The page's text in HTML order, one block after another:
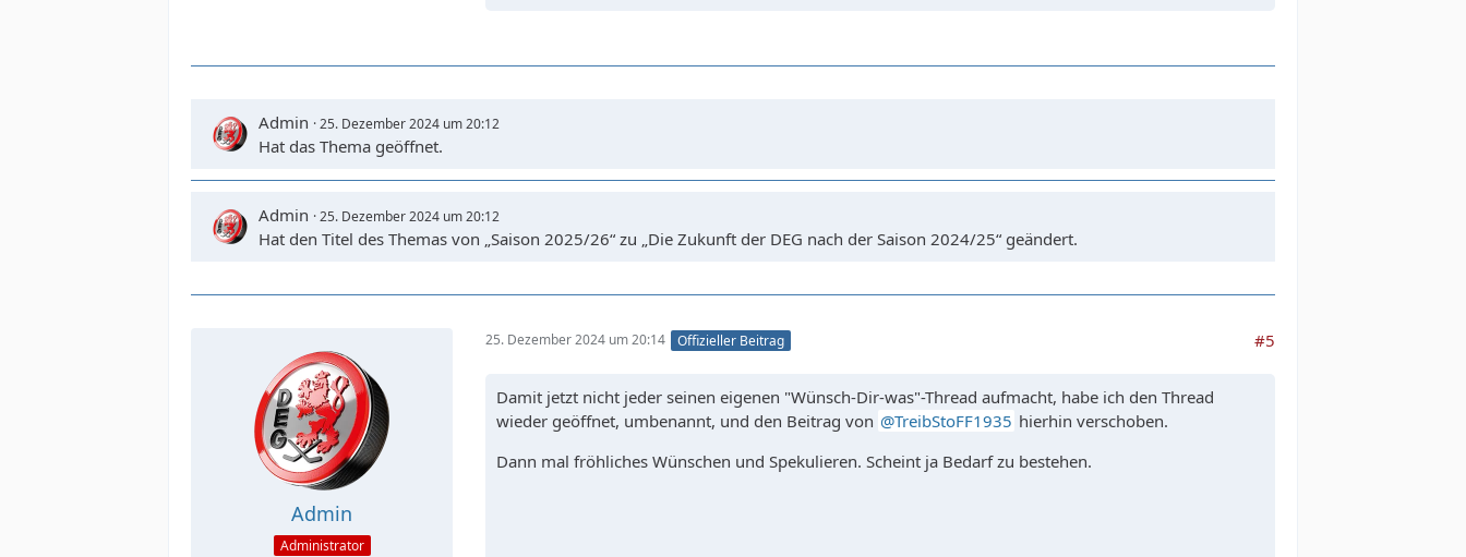
Admin 25. Dezember 2024 um 20:12
Hat das Thema geöffnet.
Admin 25. Dezember 2024 um 20:12
Hat den Titel des Themas von „Saison 2025/26“ zu „Die Zukunft der DEG nach der Saison 2024/25“ geändert.
Admin
Administrator
25. Dezember 2024 um 20:14 Offizieller Beitrag #5
Damit jetzt nicht jeder seinen eigenen "Wünsch-Dir-was"-Thread aufmacht, habe ich den Thread
wieder geöffnet, umbenannt, und den Beitrag von
TreibStoFF1935 hierhin verschoben.
Dann mal fröhliches Wünschen und Spekulieren. Scheint ja Bedarf zu bestehen.